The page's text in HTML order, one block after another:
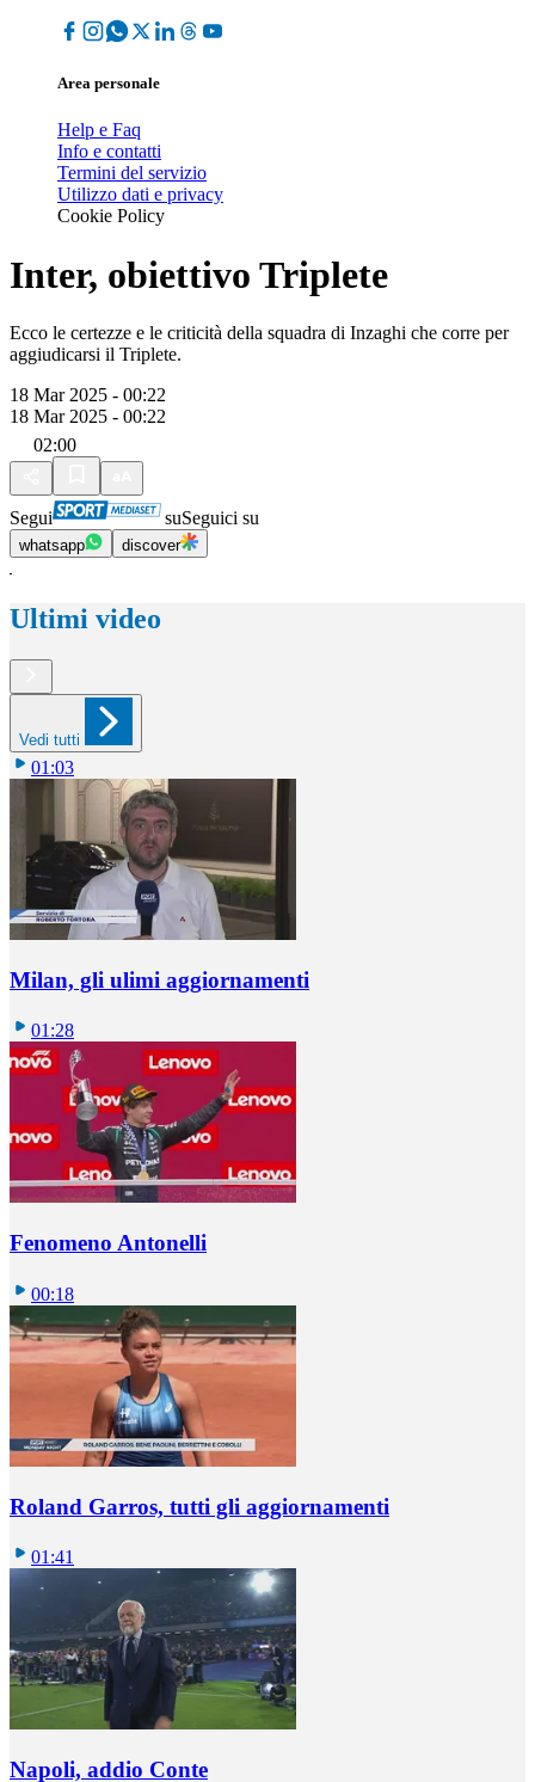
Area personale
Help e Faq
Info e contatti
Termini del servizio
Utilizzo dati e privacy
Cookie Policy
Inter, obiettivo Triplete
Ecco le certezze e le criticità della squadra di Inzaghi che corre per
aggiudicarsi il Triplete.
18 Mar 2025 - 00:22
18 Mar 2025 - 00:22
02:00
Segui suSeguici su
whatsapp discover
Ultimi video
Vedi tutti
01:03
Milan, gli ulimi aggiornamenti
01:28
Fenomeno Antonelli
00:18
Roland Garros, tutti gli aggiornamenti
01:41
Napoli, addio Conte